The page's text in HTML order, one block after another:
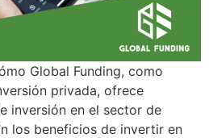
Global Funding, como
privada, ofrece
inversión en el sector de
los beneficios de invertir en